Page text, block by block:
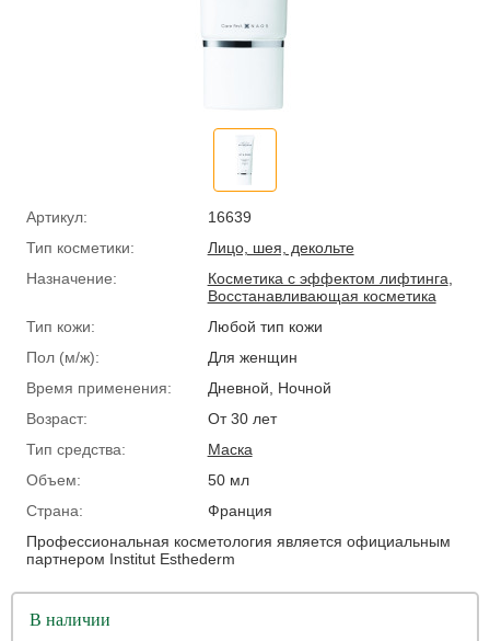
Артикул:
16639
Тип косметики:
Лицо, шея, декольте
Назначение:
Косметика с эффектом лифтинга
Восстанавливающая косметика
Тип кожи:
Любой тип кожи
Пол (м/ж):
Для женщин
Время применения:
Дневной, Ночной
Возраст:
От 30 лет
Тип средства:
Маска
Объем:
50 мл
Страна:
Франция
Профессиональная косметология является официальным
партнером Institut Esthederm
В наличии